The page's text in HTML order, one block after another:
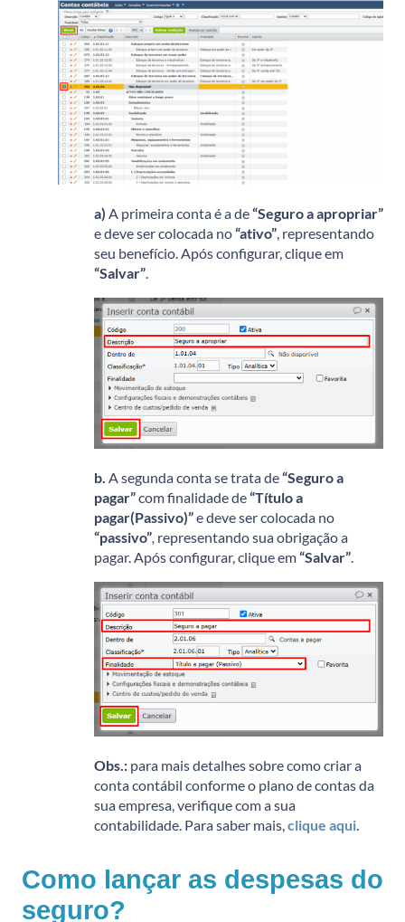
a) A primeira conta é a de“Seguro a apropriar”
e deve ser colocada no“ativo” , representando
seu benefício. Após configurar, clique em
“Salvar”
b. A segunda conta se trata de“Seguro a
pagar”com finalidade de“Título a
pagar(Passivo)”e deve ser colocada no
“passivo”, representando sua obrigação a
pagar. Após configurar, clique em“Salvar”.
Obs.: para mais detalhes sobre como criar a
conta contábil conforme o plano de contas da
sua empresa, verifique com a sua
contabilidade. Para saber mais, clique aqui
Como lançar as despesas do
seguro?